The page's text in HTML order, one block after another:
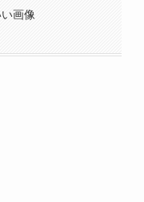
画像